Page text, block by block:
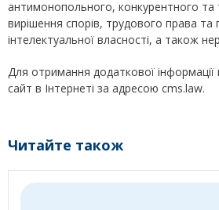
антимонопольного, конкурентного та
вирішення спорів, трудового права та
інтелектуальної власності, а також
Для отримання додаткової інформації
сайт в Інтернеті за адресою cms.law.
Читайте також